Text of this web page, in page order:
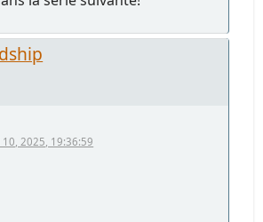
10, 2025, 19:36:59